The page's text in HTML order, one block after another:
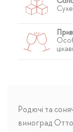
Сухе
Родючі та
виноград